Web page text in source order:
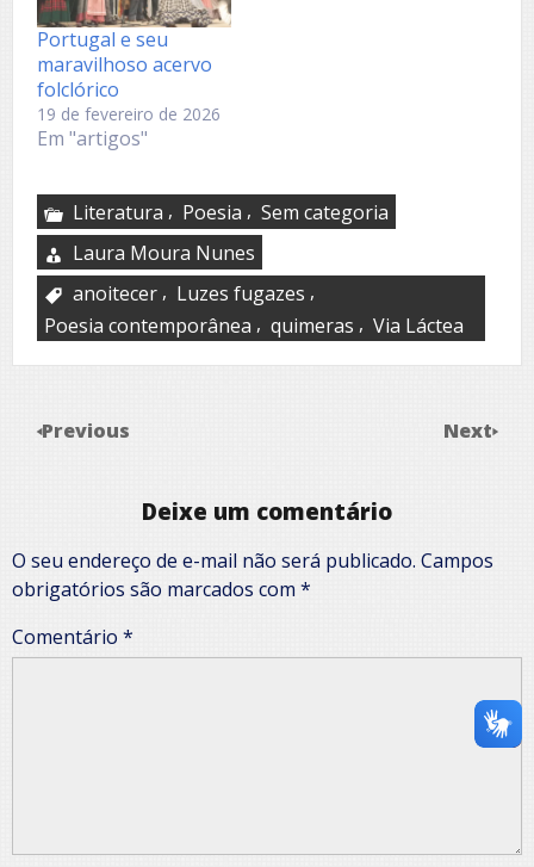
Portugal e seu
maravilhoso acervo
folclórico
19 de fevereiro de 2026
Em "artigos"
Literatura , Poesia , Sem categoria
Laura Moura Nunes
anoitecer , Luzes fugazes ,
Poesia contemporânea , quimeras , Via Láctea
Previous Next
Deixe um comentário
O seu endereço de e-mail não será publicado. Campos
obrigatórios são marcados com *
Comentário *